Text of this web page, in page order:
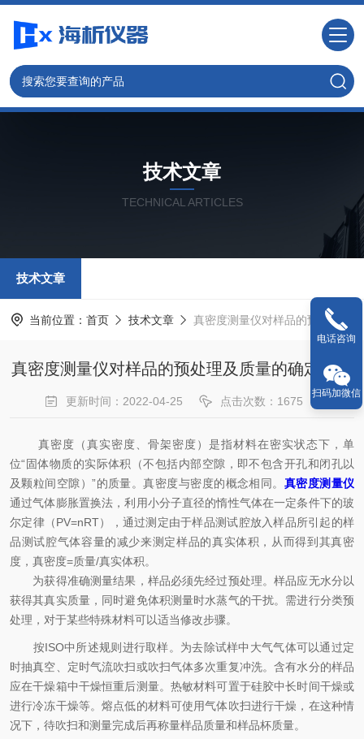
技术文章
TECHNICAL ARTICLES
技术文章
当前位置： 首页 技术文章 真密度测量仪对样品的预处理及质量的确定分析
真密度测量仪对样品的预处理及质量的确定分析
更新时间：2022-04-25 点击次数：1675
真密度（真实密度、骨架密度）是指材料在密实状态下，单
位“固体物质的实际体积（不包括内部空隙，即不包含开孔和闭孔以
及颗粒间空隙）”的质量。真密度与密度的概念相同。 真密度测量仪
通过气体膨胀置换法，利用小分子直径的惰性气体在一定条件下的玻
尔定律（PV=nRT），通过测定由于样品测试腔放入样品所引起的样
品测试腔气体容量的减少来测定样品的真实体积，从而得到其真密
度，真密度=质量/真实体积。
为获得准确测量结果，样品必须先经过预处理。样品应无水分以
获得其真实质量，同时避免体积测量时水蒸气的干扰。需进行分类预
处理，对于某些特殊材料可以适当修改步骤。
按ISO中所述规则进行取样。为去除试样中大气气体可以通过定
时抽真空、定时气流吹扫或吹扫气体多次重复冲洗。含有水分的样品
应在干燥箱中干燥恒重后测量。热敏材料可置于硅胶中长时间干燥或
进行冷冻干燥等。熔点低的材料可使用气体吹扫进行干燥，在这种情
况下，待吹扫和测量完成后再称量样品质量和样品杯质量。
电话咨询
扫码加微信